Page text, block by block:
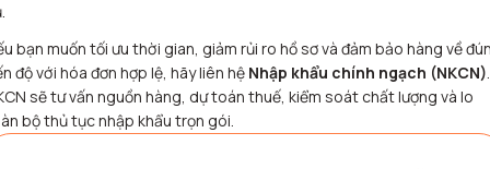
bạn muốn tối ưu thời gian, giảm rủi ro hồ sơ và đảm bảo hàng về
độ với hóa đơn hợp lệ, hãy liên hệ Nhập khẩu chính ngạch (NKCN).
sẽ tư vấn nguồn hàng, dự toán thuế, kiểm soát chất lượng và lo
bộ thủ tục nhập khẩu trọn gói.